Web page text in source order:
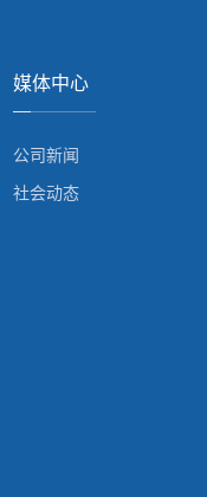
媒体中心
公司新闻
社会动态